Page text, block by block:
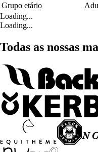
Grupo etário
Loading...
Loading...
Todas as nossas